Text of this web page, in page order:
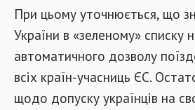
При цьому уточнюється, що
України в «зеленому» списку
автоматичного дозволу
всіх країн-учасниць ЄС.
щодо допуску українців на